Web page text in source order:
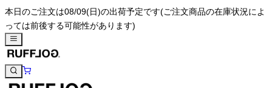
本日のご注文は08/09(日)の出荷予定です(ご注文商品の在庫状況によ
っては前後する可能性があります)